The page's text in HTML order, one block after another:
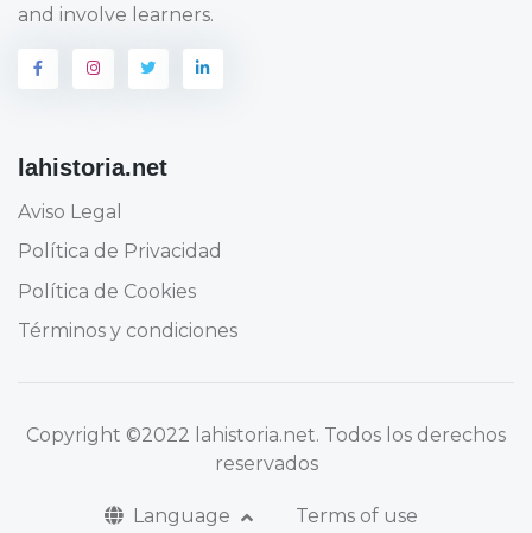
and involve learners.
lahistoria.net
Aviso Legal
Política de Privacidad
Política de Cookies
Términos y condiciones
Copyright ©2022 lahistoria.net. Todos los derechos
reservados
Language Terms of use